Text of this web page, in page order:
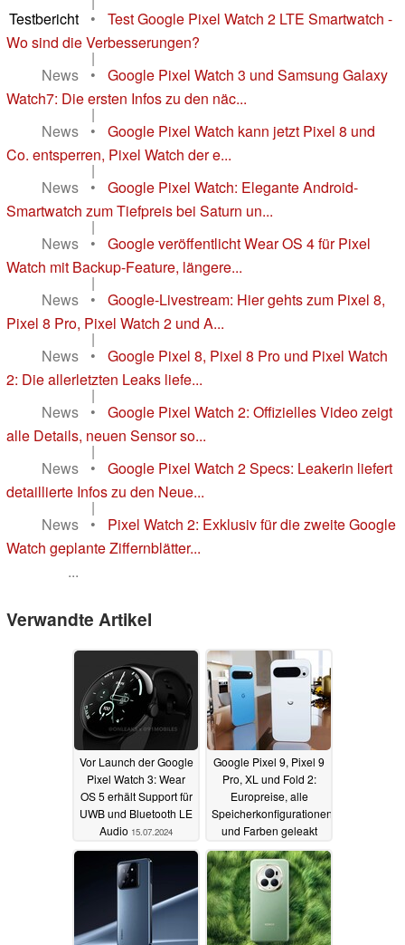
Testbericht
•
Test Google Pixel Watch 2 LTE Smartwatch -
Wo sind die Verbesserungen?
|
News
•
Google Pixel Watch 3 und Samsung Galaxy
Watch7: Die ersten Infos zu den näc...
|
News
•
Google Pixel Watch kann jetzt Pixel 8 und
Co. entsperren, Pixel Watch der e...
|
News
•
Google Pixel Watch: Elegante Android-
Smartwatch zum Tiefpreis bei Saturn un...
|
News
•
Google veröffentlicht Wear OS 4 für Pixel
Watch mit Backup-Feature, längere...
|
News
•
Google-Livestream: Hier gehts zum Pixel 8,
Pixel 8 Pro, Pixel Watch 2 und A...
|
News
•
Google Pixel 8, Pixel 8 Pro und Pixel Watch
2: Die allerletzten Leaks liefe...
|
News
•
Google Pixel Watch 2: Offizielles Video zeigt
alle Details, neuen Sensor so...
|
News
•
Google Pixel Watch 2 Specs: Leakerin liefert
detaillierte Infos zu den Neue...
|
News
•
Pixel Watch 2: Exklusiv für die zweite Google
Watch geplante Ziffernblätter...
...
Verwandte Artikel
Vor Launch der Google
Pixel Watch 3: Wear
OS 5 erhält Support für
UWB und Bluetooth LE
Audio 15.07.2024
Google Pixel 9, Pixel 9
Pro, XL und Fold 2:
Europreise, alle
Speicherkonfigurationen
und Farben geleakt
11.07.2024